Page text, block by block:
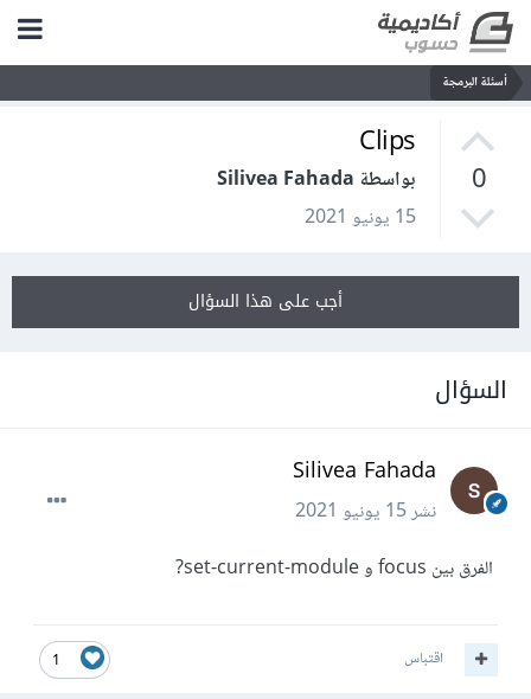
أسئلة البرمجة
0
Clips
بواسطة Silivea Fahada
15 يونيو 2021
أجب على هذا السؤال
السؤال
Silivea Fahada
نشر15 يونيو 2021
الفرق بين focus و set-current-module?
1 اقتباس